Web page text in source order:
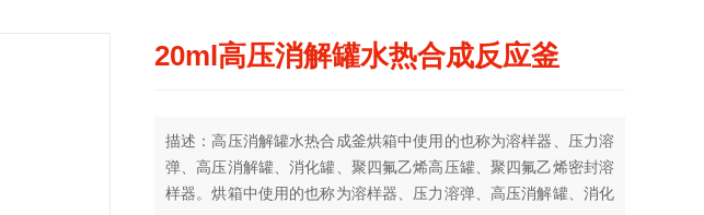
20ml高压消解罐水热合成反应釜
描述：高压消解罐水热合成釜烘箱中使用的也称为溶样器、压力溶
弹、高压消解罐、消化罐、聚四氟乙烯高压罐、聚四氟乙烯密封溶
样器。烘箱中使用的也称为溶样器、压力溶弹、高压消解罐、消化